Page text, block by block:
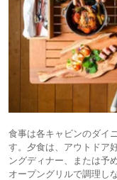
食事は各キャビンのダイ
す。夕食は、アウトドア
ングディナー、または予
オープングリルで調理し